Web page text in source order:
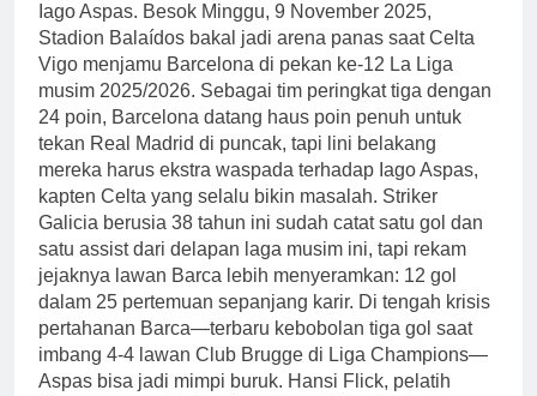
Iago Aspas. Besok Minggu, 9 November 2025,
Stadion Balaídos bakal jadi arena panas saat Celta
Vigo menjamu Barcelona di pekan ke-12 La Liga
musim 2025/2026. Sebagai tim peringkat tiga dengan
24 poin, Barcelona datang haus poin penuh untuk
tekan Real Madrid di puncak, tapi lini belakang
mereka harus ekstra waspada terhadap Iago Aspas,
kapten Celta yang selalu bikin masalah. Striker
Galicia berusia 38 tahun ini sudah catat satu gol dan
satu assist dari delapan laga musim ini, tapi rekam
jejaknya lawan Barca lebih menyeramkan: 12 gol
dalam 25 pertemuan sepanjang karir. Di tengah krisis
pertahanan Barca—terbaru kebobolan tiga gol saat
imbang 4-4 lawan Club Brugge di Liga Champions—
Aspas bisa jadi mimpi buruk. Hansi Flick, pelatih